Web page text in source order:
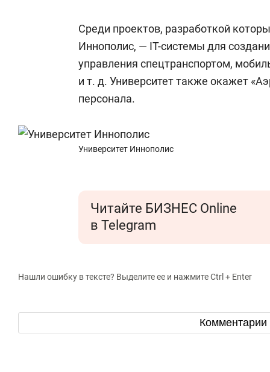
Среди проектов, разработкой
Иннополис, — IT-системы для
управления спецтранспортом,
и т. д. Университет также окажет
персонала.
Университет Иннополис
Читайте БИЗНЕС Online
в Telegram
Нашли ошибку в тексте? Выделите ее и нажмите Ctrl + Enter
Комментарии